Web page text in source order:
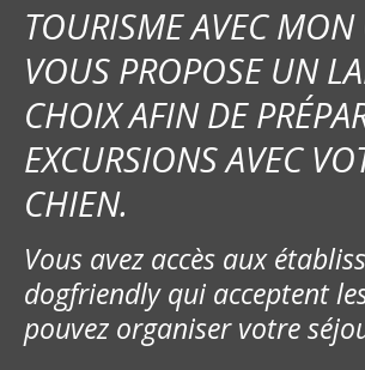
TOURISME AVEC
VOUS PROPOSE UN
CHOIX AFIN DE
EXCURSIONS AVEC
CHIEN.
Vous avez accès aux
dogfriendly qui acceptent
pouvez organiser votre